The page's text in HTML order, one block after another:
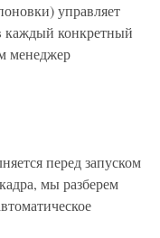
управляет
каждый конкретный
менеджер
перед запуском
мы разберем